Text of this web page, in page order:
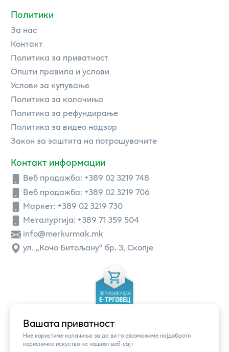
Вашата приватност
Ние користиме колачиња за да ви го овозможиме најдоброто
корисничко искуство на нашиот веб-сајт
Политики
За нас
Контакт
Политика за приватност
Општи правила и услови
Услови за купување
Политика за колачиња
Политика за рефундирање
Политика за видео надзор
Закон за заштита на потрошувачите
Контакт информации
Веб продажба: +389 02 3219 748
Веб продажба: +389 02 3219 706
Маркет: +389 02 3219 730
Металургија: +389 71 359 504
info@merkurmak.mk
ул. „Кочо Битољану“ бр. 3, Скопје